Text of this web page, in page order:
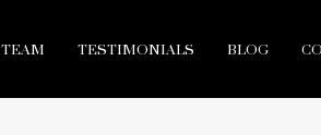
TEAM TESTIMONIALS BLOG